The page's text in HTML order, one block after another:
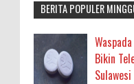
BERITA POPULER
Bikin